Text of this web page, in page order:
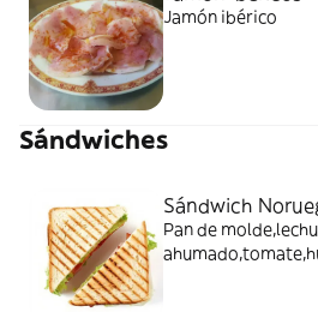
Jamón ibérico
Sándwiches
Sándwich
Pan de